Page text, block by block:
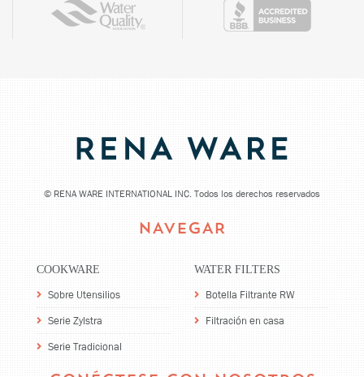
© RENA WARE INTERNATIONAL INC. Todos los derechos reservados
NAVEGAR
COOKWARE
Sobre Utensilios
Serie Zylstra
Serie Tradicional
WATER FILTERS
Botella Filtrante RW
Filtración en casa